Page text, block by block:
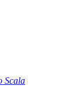
Scala